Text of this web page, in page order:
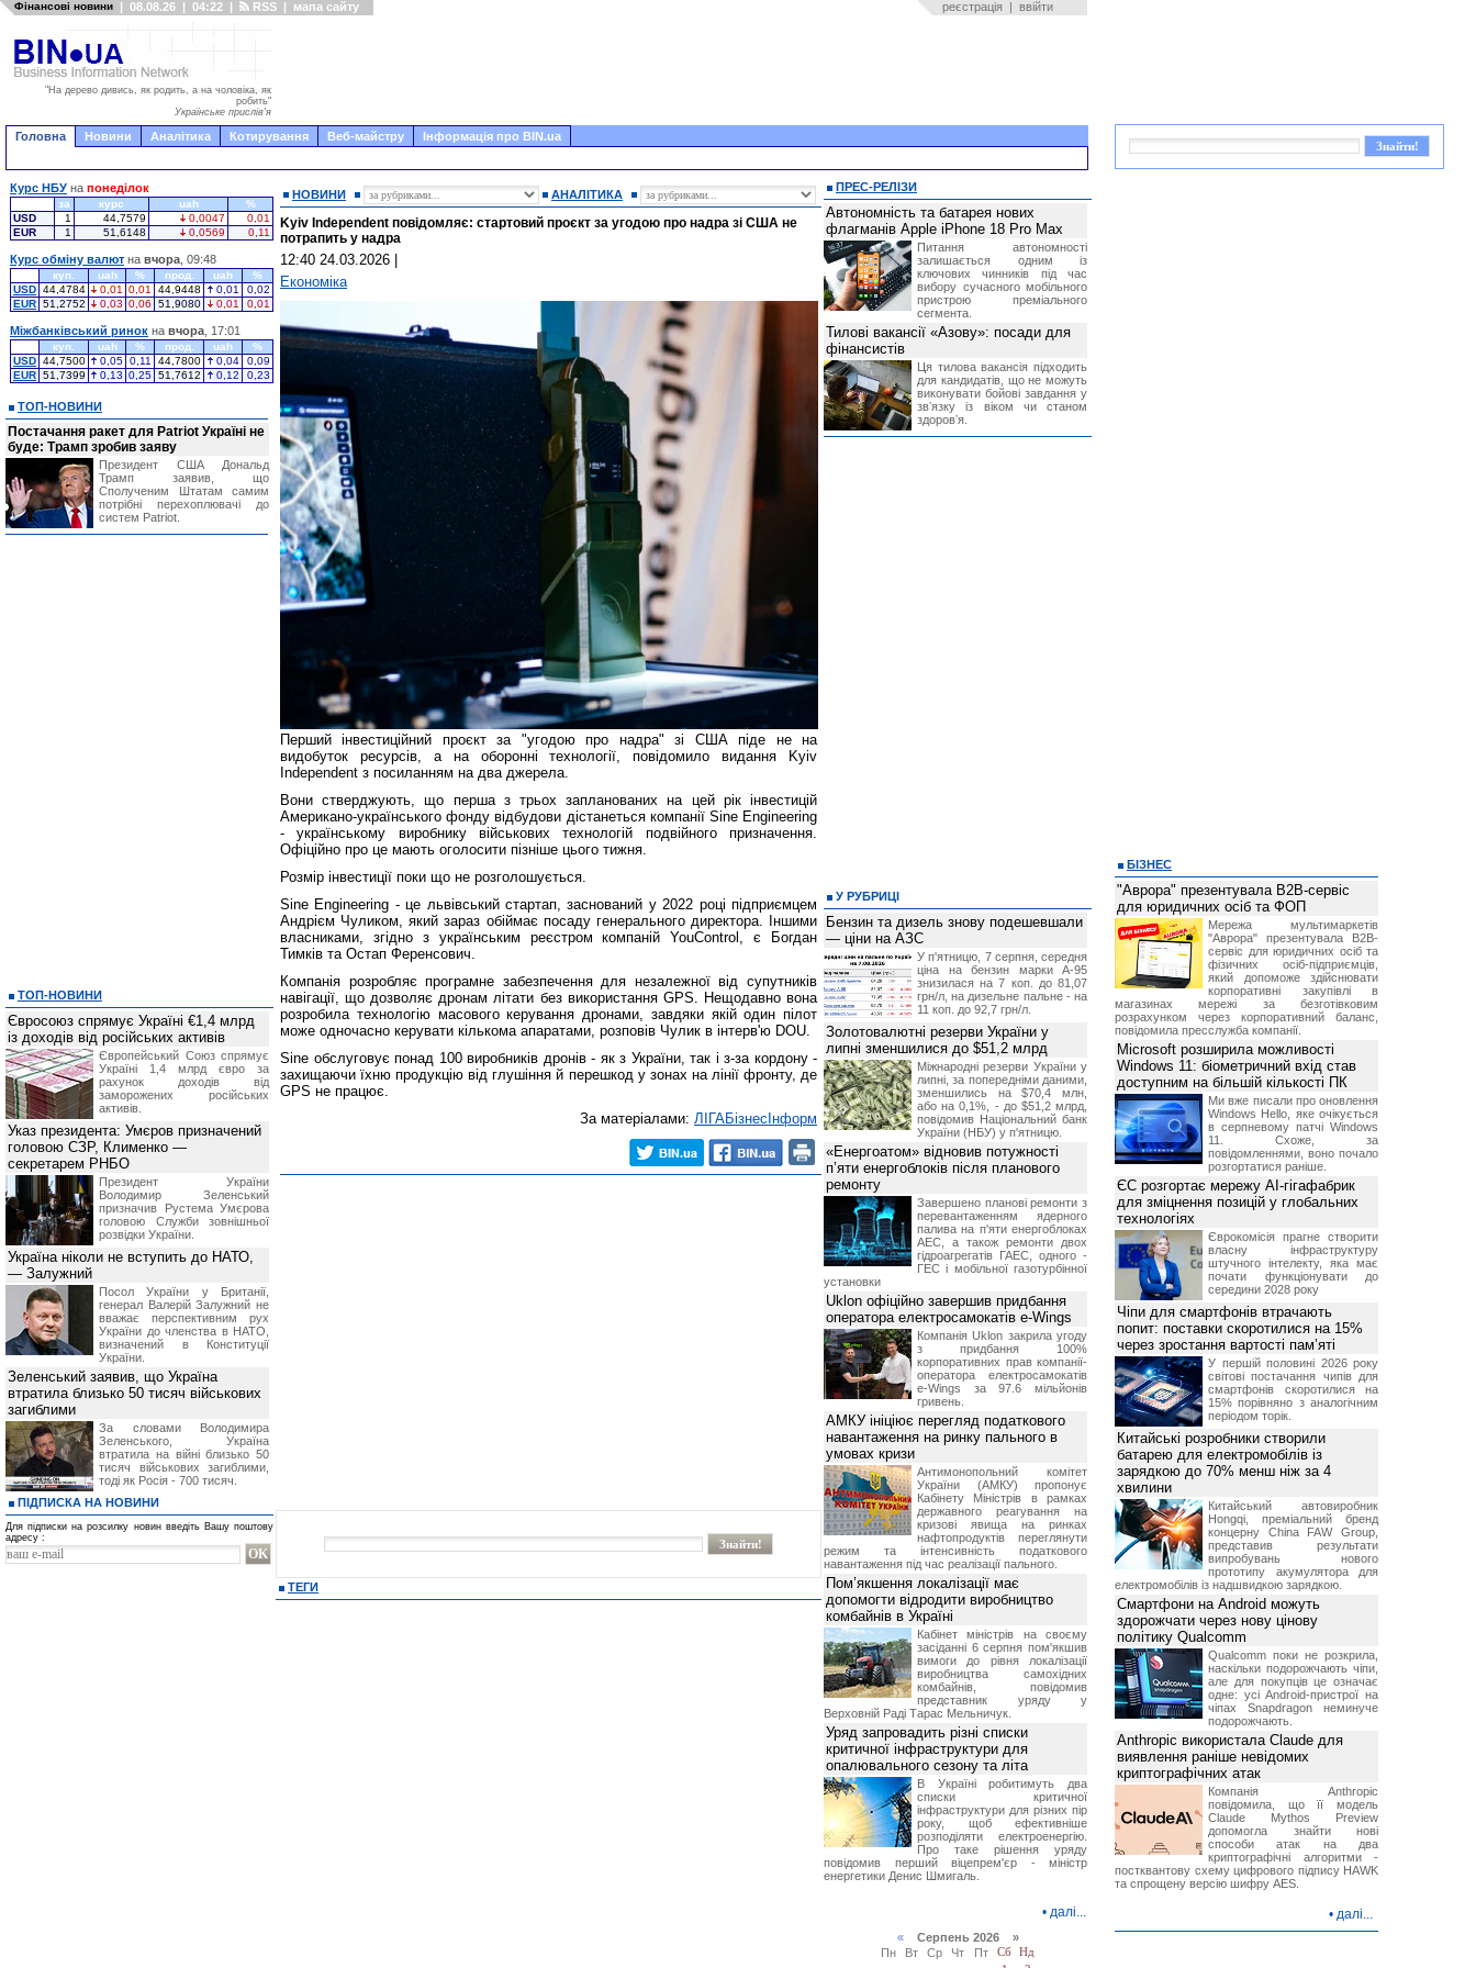
Фінансові новини | 08.08.26 | 04:22 | RSS | мапа сайту реєстрація | ввійти
"На дерево дивись, як родить, а на чоловіка, як
робить"
Українське прислів'я
Головна Новини Аналітика Котирування Веб-майстру Інформація про BIN.ua
НОВИНИ АНАЛІТИКА
Kyiv Independent повідомляє: стартовий проєкт за угодою про надра зі США не
потрапить у надра
12:40 24.03.2026
Економіка
Перший інвестиційний проєкт за "угодою про надра" зі США піде не на
видобуток ресурсів, а на оборонні технології, повідомило видання Kyiv
Independent з посиланням на два джерела.
Вони стверджують, що перша з трьох запланованих на цей рік інвестицій
Американо-українського фонду відбудови дістанеться компанії Sine Engineering
- українському виробнику військових технологій подвійного призначення.
Офіційно про це мають оголосити пізніше цього тижня.
Розмір інвестиції поки що не розголошується.
Sine Engineering - це львівський стартап, заснований у 2022 році підприємцем
Андрієм Чуликом, який зараз обіймає посаду генерального директора. Іншими
власниками, згідно з українським реєстром компаній YouControl, є Богдан
Тимків та Остап Ференсович.
Компанія розробляє програмне забезпечення для незалежної від супутників
навігації, що дозволяє дронам літати без використання GPS. Нещодавно вона
розробила технологію масового керування дронами, завдяки якій один пілот
може одночасно керувати кількома апаратами, розповів Чулик в інтерв'ю DOU.
Sine обслуговує понад 100 виробників дронів - як з України, так і з-за кордону -
захищаючи їхню продукцію від глушіння й перешкод у зонах на лінії фронту, де
GPS не працює.
За матеріалами: ЛIГАБiзнесIнформ
ТЕГИ
Курс НБУ на понеділок
за курс uah
%
USD
1 44,7579 0,0047
0,01
EUR
1 51,6148 0,0569 0,11
Курс обміну валют на вчора , 09:48
куп. uah % прод. uah
%
USD 44,4784 0,01 0,01 44,9448 0,01
0,02
EUR 51,2752 0,03 0,06 51,9080 0,01 0,01
Міжбанківський ринок на вчора , 17:01
куп. uah % прод. uah
%
USD 44,7500 0,05 0,11 44,7800 0,04
0,09
EUR 51,7399 0,13 0,25 51,7612 0,12 0,23
ТОП-НОВИНИ
Постачання ракет для Patriot Україні не
буде: Трамп зробив заяву
Президент США Дональд
Трамп заявив, що
Сполученим Штатам самим
потрібні перехоплювачі до
систем Patriot.
ТОП-НОВИНИ
Євросоюз спрямує Україні €1,4 млрд
із доходів від російських активів
Європейський Союз спрямує
Україні 1,4 млрд євро за
рахунок доходів від
заморожених російських
активів.
Указ президента: Умєров призначений
головою СЗР, Клименко —
секретарем РНБО
Президент України
Володимир Зеленський
призначив Pустема Умєрова
головою Служби зовнішньої
розвідки України.
Україна ніколи не вступить до НАТО,
— Залужний
Посол України у Британії,
генерал Валерій Залужний не
вважає перспективним рух
України до членства в НАТО,
визначений в Конституції
України.
Зеленський заявив, що Україна
втратила близько 50 тисяч військових
загиблими
За словами Володимира
Зеленського, Україна
втратила на війні близько 50
тисяч військових загиблими,
тоді як Росія - 700 тисяч.
ПІДПИСКА НА НОВИНИ
Для підписки на розсилку новин введіть Вашу поштову
адресу :
ПРЕС-РЕЛІЗИ
Автономність та батарея нових
флагманів Apple iPhone 18 Pro Max
Питання автономності
залишається одним із
ключових чинників під час
вибору сучасного мобільного
пристрою преміального
сегмента.
Тилові вакансії «Азову»: посади для
фінансистів
Ця тилова вакансія підходить
для кандидатів, що не можуть
виконувати бойові завдання у
звʼязку із віком чи станом
здоровʼя.
У РУБРИЦІ
Бензин та дизель знову подешевшали
— ціни на АЗС
У п'ятницю, 7 серпня, середня
ціна на бензин марки А-95
знизилася на 7 коп. до 81,07
грн/л, на дизельне пальне - на
11 коп. до 92,7 грн/л.
Золотовалютні резерви України у
липні зменшилися до $51,2 млрд
Міжнародні резерви України у
липні, за попередніми даними,
зменшились на $70,4 млн,
або на 0,1%, - до $51,2 млрд,
повідомив Національний банк
України (НБУ) у п'ятницю.
«Енергоатом» відновив потужності
п’яти енергоблоків після планового
ремонту
Завершено планові ремонти з
перевантаженням ядерного
палива на п'яти енергоблоках
АЕС, а також ремонти двох
гідроагрегатів ГАЕС, одного -
ГЕС і мобільної газотурбінної
установки
Uklon офіційно завершив придбання
оператора електросамокатів e-Wings
Компанія Uklon закрила угоду
з придбання 100%
корпоративних прав компанії-
оператора електросамокатів
e-Wings за 97.6 мільйонів
гривень.
АМКУ ініціює перегляд податкового
навантаження на ринку пального в
умовах кризи
Антимонопольний комітет
України (АМКУ) пропонує
Кабінету Міністрів в рамках
державного реагування на
кризові явища на ринках
нафтопродуктів переглянути
режим та інтенсивність податкового
навантаження під час реалізації пального.
Пом’якшення локалізації має
допомогти відродити виробництво
комбайнів в Україні
Кабінет міністрів на своєму
засіданні 6 серпня пом'якшив
вимоги до рівня локалізації
виробництва самохідних
комбайнів, повідомив
представник уряду у
Верховній Раді Тарас Мельничук.
Уряд запровадить різні списки
критичної інфраструктури для
опалювального сезону та літа
В Україні робитимуть два
списки критичної
інфраструктури для різних пір
року, щоб ефективніше
розподіляти електроенергію.
Про таке рішення уряду
повідомив перший віцепрем'єр - міністр
енергетики Денис Шмигаль.
• далі...
«Серпень 2026 »
Пн
Вт Ср Чт Пт Сб
Нд
БІЗНЕС
"Аврора" презентувала B2B-сервіс
для юридичних осіб та ФОП
Мережа мультимаркетів
"Аврора" презентувала B2B-
сервіс для юридичних осіб та
фізичних осіб-підприємців,
який допоможе здійснювати
корпоративні закупівлі в
магазинах мережі за безготівковим
розрахунком через корпоративний баланс,
повідомила пресслужба компанії.
Microsoft розширила можливості
Windows 11: біометричний вхід став
доступним на більшій кількості ПК
Ми вже писали про оновлення
Windows Hello, яке очікується
в серпневому патчі Windows
11. Схоже, за
повідомленнями, воно почало
розгортатися раніше.
ЄС розгортає мережу AI-гігафабрик
для зміцнення позицій у глобальних
технологіях
Єврокомісія прагне створити
власну інфраструктуру
штучного інтелекту, яка має
почати функціонувати до
середини 2028 року
Чіпи для смартфонів втрачають
попит: поставки скоротилися на 15%
через зростання вартості пам’яті
У першій половині 2026 року
світові постачання чипів для
смартфонів скоротилися на
15% порівняно з аналогічним
періодом торік.
Китайські розробники створили
батарею для електромобілів із
зарядкою до 70% менш ніж за 4
хвилини
Китайський автовиробник
Hongqi, преміальний бренд
концерну China FAW Group,
представив результати
випробувань нового
прототипу акумулятора для
електромобілів із надшвидкою зарядкою.
Смартфони на Android можуть
здорожчати через нову цінову
політику Qualcomm
Qualcomm поки не розкрила,
наскільки подорожчають чіпи,
але для покупців це означає
одне: усі Android-пристрої на
чіпах Snapdragon неминуче
подорожчають.
Anthropic використала Claude для
виявлення раніше невідомих
криптографічних атак
Компанія Anthropic
повідомила, що її модель
Claude Mythos Preview
допомогла знайти нові
способи атак на два
криптографічні алгоритми -
постквантову схему цифрового підпису HAWK
та спрощену версію шифру AES.
• далі...